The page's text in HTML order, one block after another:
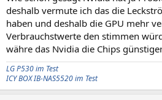
deshalb vermute ich das die
haben und deshalb die GPU mehr
Verbrauchstwerte den stimmen
währe das Nvidia die Chips
LG P530 im Test
ICY BOX IB-NAS5520 im Test